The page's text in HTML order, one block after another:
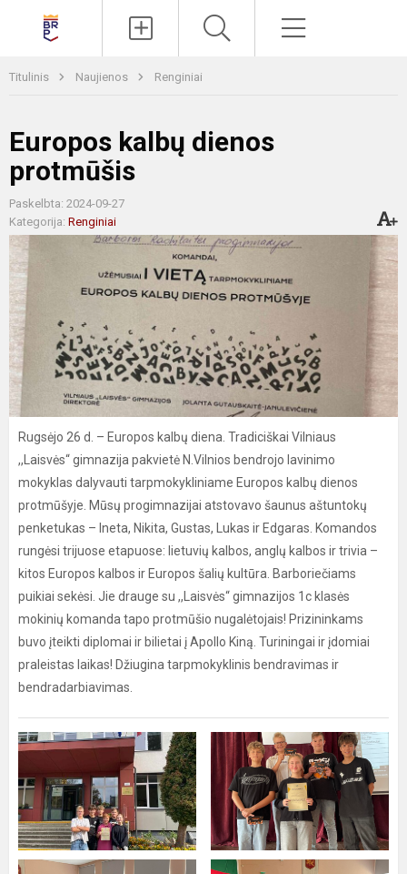
Titulinis Naujienos Renginiai
Europos kalbų dienos
protmūšis
Paskelbta: 2024-09-27
Kategorija: Renginiai
Rugsėjo 26 d. – Europos kalbų diena. Tradiciškai Vilniaus
,,Laisvės“ gimnazija pakvietė N.Vilnios bendrojo lavinimo
mokyklas dalyvauti tarpmokykliniame Europos kalbų dienos
protmūšyje. Mūsų progimnazijai atstovavo šaunus aštuntokų
penketukas – Ineta, Nikita, Gustas, Lukas ir Edgaras. Komandos
rungėsi trijuose etapuose: lietuvių kalbos, anglų kalbos ir trivia –
kitos Europos kalbos ir Europos šalių kultūra. Barboriečiams
puikiai sekėsi. Jie drauge su ,,Laisvės“ gimnazijos 1c klasės
mokinių komanda tapo protmūšio nugalėtojais! Prizininkams
buvo įteikti diplomai ir bilietai į Apollo Kiną. Turiningai ir įdomiai
praleistas laikas! Džiugina tarpmokyklinis bendravimas ir
bendradarbiavimas.